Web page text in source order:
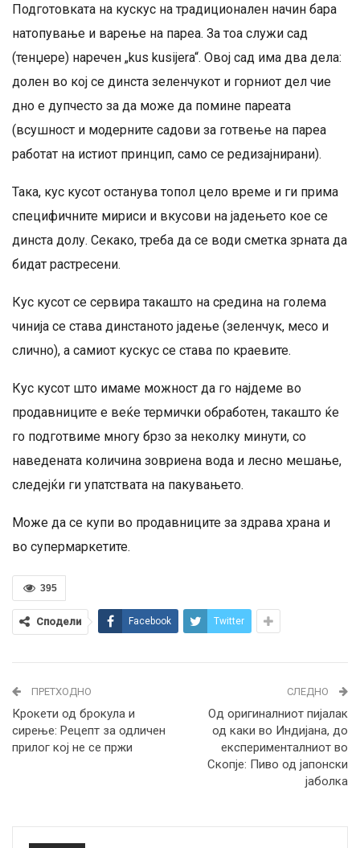
Подготовката на кускус на традиционален начин бара
натопување и варење на пареа. За тоа служи сад
(тенџере) наречен „kus kusijera“. Овој сад има два дела:
долен во кој се динста зеленчукот и горниот дел чие
дно е дупчесто за да може да помине пареата
(всушност и модерните садови за готвење на пареа
работат на истиот принцип, само се редизајнирани).
Така, кус кусот останува топол цело време и ги прима
специфичните мириси и вкусови на јадењето кое се
динста долу. Секако, треба да се води сметка зрната да
бидат растресени.
Кус кусот се сервира такашто на средина на голема
чинија се става динстаното јадење (зеленчук, месо и
слично), а самиот кускус се става по краевите.
Кус кусот што имаме можност да го најдеме во
продавниците е веќе термички обработен, такашто ќе
го подготвиме многу брзо за неколку минути, со
наведената количина зовриена вода и лесно мешање,
следејќи ги упатствата на пакувањето.
Може да се купи во продавниците за здрава храна и
во супермаркетите.
395
Сподели Facebook Twitter
ПРЕТХОДНО
Крокети од брокула и
сирење: Рецепт за одличен
прилог кој не се пржи
СЛЕДНО
Од оригиналниот пијалак
од каки во Индијана, до
експерименталниот во
Скопје: Пиво од јапонски
јаболка